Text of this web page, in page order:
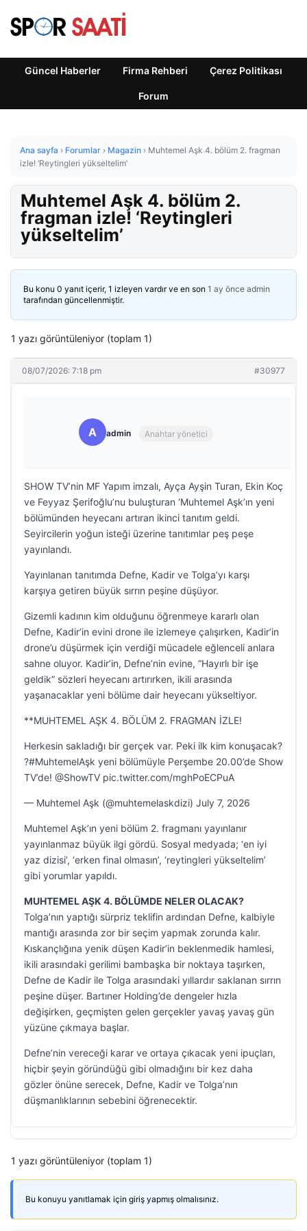
Güncel Haberler Firma Rehberi Çerez Politikası
Forum
Ana sayfa › Forumlar › Magazin › Muhtemel Aşk 4. bölüm 2. fragman
izle! ‘Reytingleri yükseltelim’
Muhtemel Aşk 4. bölüm 2.
fragman izle! ‘Reytingleri
yükseltelim’
Bu konu 0 yanıt içerir, 1 izleyen vardır ve en son 1 ay önce admin
tarafından güncellenmiştir.
1 yazı görüntüleniyor (toplam 1)
08/07/2026: 7:18 pm #30977
A admin Anahtar yönetici
SHOW TV’nin MF Yapım imzalı, Ayça Ayşin Turan, Ekin Koç
ve Feyyaz Şerifoğlu’nu buluşturan ‘Muhtemel Aşk’ın yeni
bölümünden heyecanı artıran ikinci tanıtım geldi.
Seyircilerin yoğun isteği üzerine tanıtımlar peş peşe
yayınlandı.
Yayınlanan tanıtımda Defne, Kadir ve Tolga’yı karşı
karşıya getiren büyük sırrın peşine düşüyor.
Gizemli kadının kim olduğunu öğrenmeye kararlı olan
Defne, Kadir’in evini drone ile izlemeye çalışırken, Kadir’in
drone’u düşürmek için verdiği mücadele eğlenceli anlara
sahne oluyor. Kadir’in, Defne’nin evine, “Hayırlı bir işe
geldik” sözleri heyecanı artırırken, ikili arasında
yaşanacaklar yeni bölüme dair heyecanı yükseltiyor.
**MUHTEMEL AŞK 4. BÖLÜM 2. FRAGMAN İZLE!
Herkesin sakladığı bir gerçek var. Peki ilk kim konuşacak?
?#MuhtemelAşk yeni bölümüyle Perşembe 20.00’de Show
TV’de! @ShowTV pic.twitter.com/mghPoECPuA
— Muhtemel Aşk (@muhtemelaskdizi) July 7, 2026
Muhtemel Aşk’ın yeni bölüm 2. fragmanı yayınlanır
yayınlanmaz büyük ilgi gördü. Sosyal medyada; ‘en iyi
yaz dizisi’, ‘erken final olmasın’, ‘reytingleri yükseltelim’
gibi yorumlar yapıldı.
MUHTEMEL AŞK 4. BÖLÜMDE NELER OLACAK?
Tolga’nın yaptığı sürpriz teklifin ardından Defne, kalbiyle
mantığı arasında zor bir seçim yapmak zorunda kalır.
Kıskançlığına yenik düşen Kadir’in beklenmedik hamlesi,
ikili arasındaki gerilimi bambaşka bir noktaya taşırken,
Defne de Kadir ile Tolga arasındaki yıllardır saklanan sırrın
peşine düşer. Bartıner Holding’de dengeler hızla
değişirken, geçmişten gelen gerçekler yavaş yavaş gün
yüzüne çıkmaya başlar.
Defne’nin vereceği karar ve ortaya çıkacak yeni ipuçları,
hiçbir şeyin göründüğü gibi olmadığını bir kez daha
gözler önüne serecek, Defne, Kadir ve Tolga’nın
düşmanlıklarının sebebini öğrenecektir.
1 yazı görüntüleniyor (toplam 1)
Bu konuyu yanıtlamak için giriş yapmış olmalısınız.